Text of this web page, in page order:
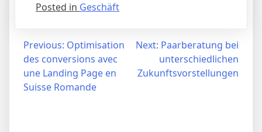
Posted in Geschäft
Post
navigation
Previous: Optimisation
des conversions avec
une Landing Page en
Suisse Romande
Next: Paarberatung bei
unterschiedlichen
Zukunftsvorstellungen